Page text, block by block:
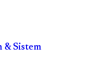
& Sistem